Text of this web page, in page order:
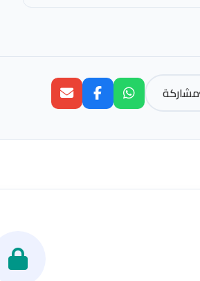
مشاركة